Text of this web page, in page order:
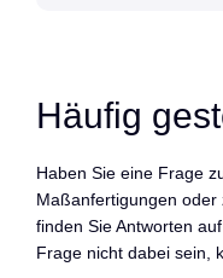
Häufig
Haben Sie eine Frage
Maßanfertigungen oder
finden Sie Antworten
Frage nicht dabei sein,